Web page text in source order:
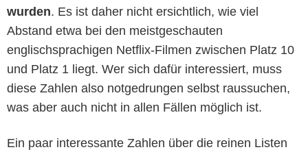
wurden. Es ist daher nicht ersichtlich, wie viel
Abstand etwa bei den meistgeschauten
englischsprachigen Netflix-Filmen zwischen Platz 10
und Platz 1 liegt. Wer sich dafür interessiert, muss
diese Zahlen also notgedrungen selbst raussuchen,
was aber auch nicht in allen Fällen möglich ist.
Ein paar interessante Zahlen über die reinen Listen